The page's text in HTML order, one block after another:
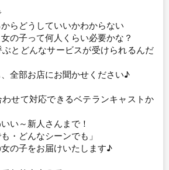
らどうしていいかわからない
の子って何人くらい必要かな？
ぶとどんなサービスが受けられるんだ
全部お店にお聞かせください♪
せて対応できるベテランキャストか
い～新人さんまで！
・どんなシーンでも」
の子をお届けいたします♪